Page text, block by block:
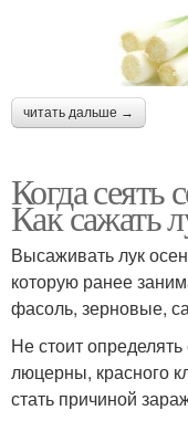
читать дальше →
Когда сеять
Как сажать
Высаживать лук
которую ранее
фасоль, зерновые,
Не стоит
люцерны, красного
стать причиной